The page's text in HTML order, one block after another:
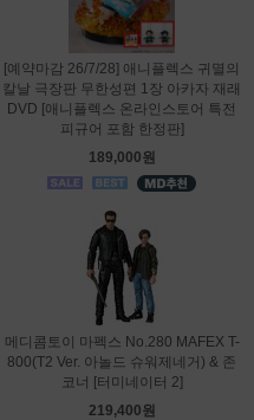
[예약마감 26/7/28] 애니플렉스 귀멸의
칼날 극장판 무한성편 1장 아카자 재래
DVD [애니플렉스 온라인스토어 특전
피규어 포함 한정판]
189,000원
메디콤토이 마펙스 No.280 MAFEX T-
800(T2 Ver. 아놀드 슈워제네거) & 존
코너 [터미네이터 2]
219,400원